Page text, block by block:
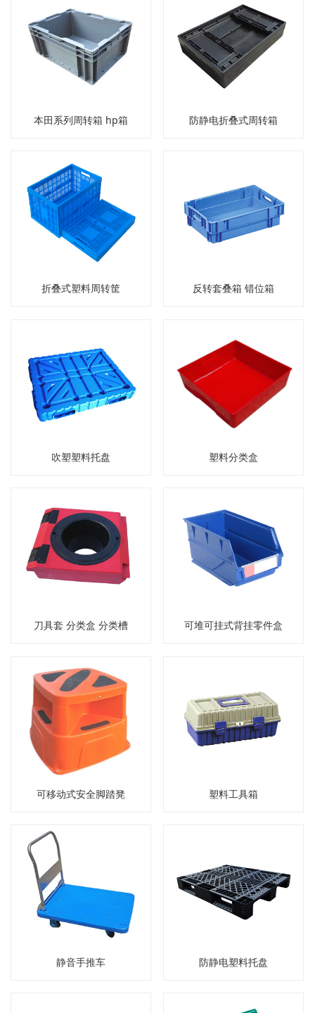
本田系列周转箱 hp箱 防静电折叠式周转箱
折叠式塑料周转筐 反转套叠箱 错位箱
吹塑塑料托盘 塑料分类盒
刀具套 分类盒 分类槽 可堆可挂式背挂零件盒
可移动式安全脚踏凳 塑料工具箱
静音手推车 防静电塑料托盘